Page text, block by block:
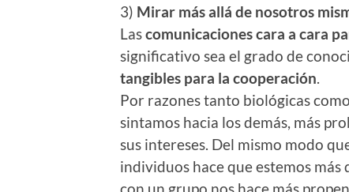
3) Mirar más allá de nosotros
Lascomunicaciones cara a cara
significativo sea el grado de
tangibles para la cooperación.
Por razones tanto biológicas
sintamos hacia los demás, más
sus intereses. Del mismo modo
individuos hace que estemos